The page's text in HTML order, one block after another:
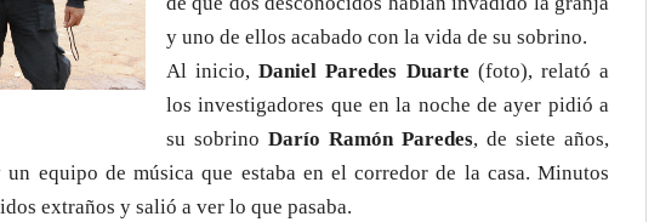
y uno de ellos acabado con la vida de su sobrino.
Al inicio,Daniel Paredes Duarte (foto), relató a
los investigadores que en la noche de ayer pidió a
su sobrino Darío Ramón Paredes, de siete años,
equipo de música que estaba en el corredor de la casa. Minutos
extraños y salió a ver lo que pasaba.